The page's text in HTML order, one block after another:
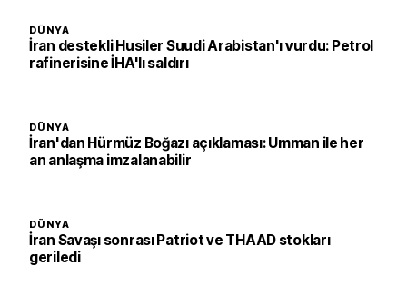
DÜNYA
İran destekli Husiler Suudi Arabistan'ı vurdu: Petrol
rafinerisine İHA'lı saldırı
DÜNYA
İran'dan Hürmüz Boğazı açıklaması: Umman ile her
an anlaşma imzalanabilir
DÜNYA
İran Savaşı sonrası Patriot ve THAAD stokları
geriledi